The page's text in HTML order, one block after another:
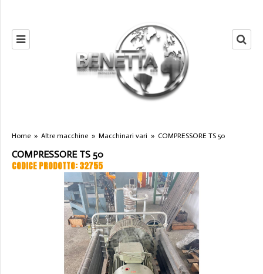
Home » Altre macchine » Macchinari vari » COMPRESSORE TS 50
COMPRESSORE TS 50
CODICE PRODOTTO: 32755